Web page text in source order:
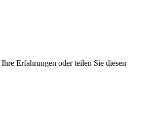
Erfahrungen oder teilen Sie diesen